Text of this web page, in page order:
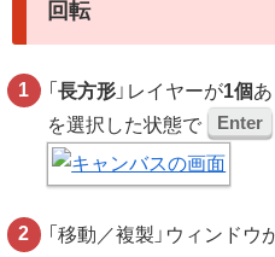
回転
「長方形 」レイヤーが1個
を選択した状態で
Enter
「移動／複製」ウィンドウ